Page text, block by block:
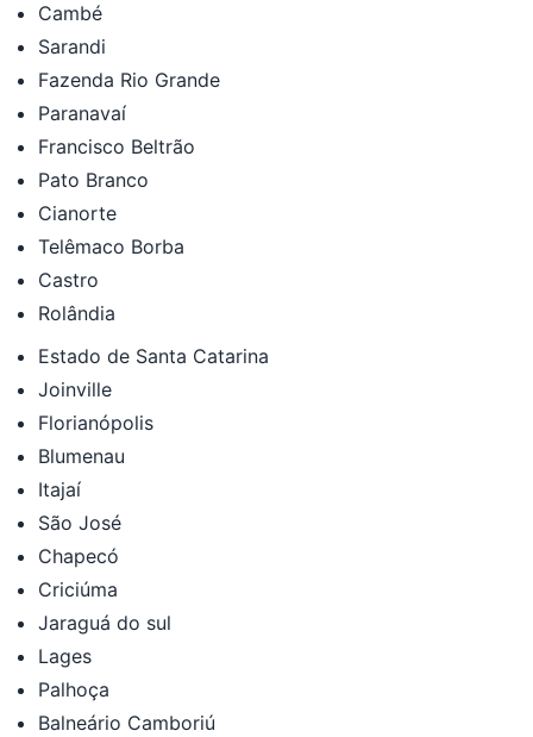
Cambé
Sarandi
Fazenda Rio Grande
Paranavaí
Francisco Beltrão
Pato Branco
Cianorte
Telêmaco Borba
Castro
Rolândia
Estado de Santa Catarina
Joinville
Florianópolis
Blumenau
Itajaí
São José
Chapecó
Criciúma
Jaraguá do sul
Lages
Palhoça
Balneário Camboriú